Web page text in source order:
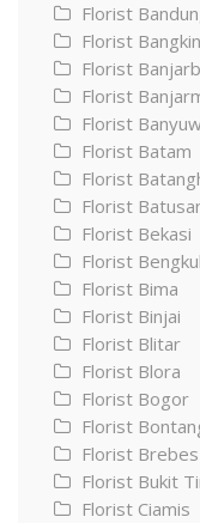
Florist
Florist
Florist
Florist
Florist
Florist Batam
Florist
Florist
Florist Bekasi
Florist
Florist Bima
Florist Binjai
Florist Blitar
Florist Blora
Florist Bogor
Florist
Florist Brebes
Florist Bukit
Florist Ciamis